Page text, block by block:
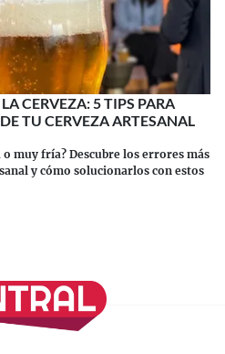
CERVEZA: 5 TIPS PARA
TU CERVEZA ARTESANAL
muy fría? Descubre los errores más
y cómo solucionarlos con estos